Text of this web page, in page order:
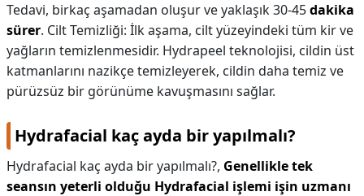
Tedavi, birkaç aşamadan oluşur ve yaklaşık 30-45dakika
sürer. Cilt Temizliği: İlk aşama, cilt yüzeyindeki tüm kir ve
yağların temizlenmesidir. Hydrapeel teknolojisi, cildin üst
katmanlarını nazikçe temizleyerek, cildin daha temiz ve
pürüzsüz bir görünüme kavuşmasını sağlar.
Hydrafacial kaç ayda bir yapılmalı?
Hydrafacial kaç ayda bir yapılmalı?, Genellikle tek
seansın yeterli olduğu Hydrafacial işlemi işin uzmanı